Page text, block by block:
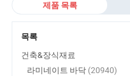
제품 목록
목록
건축&장식재료
라미네이트 바닥 (20940)